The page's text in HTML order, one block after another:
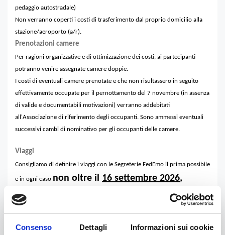
Consenso Dettagli Informazioni sui cookie
pedaggio autostradale)
Non verranno coperti i costi di trasferimento dal proprio domicilio alla
stazione/aeroporto (a/r).
Prenotazioni camere
Per ragioni organizzative e di ottimizzazione dei costi, ai partecipanti
potranno venire assegnate camere doppie.
I costi di eventuali camere prenotate e che non risultassero in seguito
effettivamente occupate per il pernottamento del 7 novembre (in assenza
di valide e documentabili motivazioni) verranno addebitati
all'Associazione di riferimento degli occupanti. Sono ammessi eventuali
successivi cambi di nominativo per gli occupanti delle camere.
Viaggi
Consigliamo di definire i viaggi con le Segreterie FedEmo il prima possibile
e in ogni caso non oltre il 16 settembre 2026,
soprattutto per chi raggiungerà Rimini in aereo. Dopo tale data la
Federazione sosterrà costi di viaggio solamente entro un tetto massimo di
Associazioni o dei partecipanti.